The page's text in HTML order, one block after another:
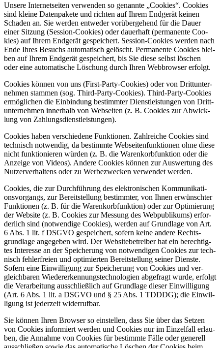
Unse­re Inter­net­sei­ten ver­wen­den so genann­te „Coo­kies“. Coo­kies
sind klei­ne Daten­pa­ke­te und rich­ten auf Ihrem End­ge­rät kei­nen
Scha­den an. Sie wer­den ent­we­der vor­über­ge­hend für die Dau­er
einer Sit­zung (Ses­si­on-Coo­kies) oder dau­er­haft (per­ma­nen­te Coo­
kies) auf Ihrem End­ge­rät gespei­chert. Ses­si­on-Coo­kies wer­den nach
Ende Ihres Besuchs auto­ma­tisch gelöscht. Per­ma­nen­te Coo­kies blei­
ben auf Ihrem End­ge­rät gespei­chert, bis Sie die­se selbst löschen
oder eine auto­ma­ti­sche Löschung durch Ihren Web­brow­ser erfolgt.
Coo­kies kön­nen von uns (First-Par­ty-Coo­kies) oder von Dritt­un­ter­
neh­men stam­men (sog. Third-Par­ty-Coo­kies). Third-Par­ty-Coo­kies
ermög­li­chen die Ein­bin­dung bestimm­ter Dienst­leis­tun­gen von Dritt­
un­ter­neh­men inner­halb von Web­sei­ten (z. B. Coo­kies zur Abwick­
lung von Zah­lungs­dienst­leis­tun­gen).
Coo­kies haben ver­schie­de­ne Funk­tio­nen. Zahl­rei­che Coo­kies sind
tech­nisch not­wen­dig, da bestimm­te Web­sei­ten­funk­tio­nen ohne die­se
nicht funk­tio­nie­ren wür­den (z. B. die Waren­korb­funk­ti­on oder die
Anzei­ge von Vide­os). Ande­re Coo­kies kön­nen zur Aus­wer­tung des
Nut­zer­ver­hal­tens oder zu Wer­be­zwe­cken ver­wen­det wer­den.
Coo­kies, die zur Durch­füh­rung des elek­tro­ni­schen Kom­mu­ni­ka­ti­
ons­vor­gangs, zur Bereit­stel­lung bestimm­ter, von Ihnen erwünsch­ter
Funk­tio­nen (z. B. für die Waren­korb­funk­ti­on) oder zur Opti­mie­rung
der Web­site (z. B. Coo­kies zur Mes­sung des Web­pu­bli­kums) erfor­
der­lich sind (not­wen­di­ge Coo­kies), wer­den auf Grund­la­ge von Art.
6 Abs. 1 lit. f DSGVO gespei­chert, sofern kei­ne ande­re Rechts­
grund­la­ge ange­ge­ben wird. Der Web­site­be­trei­ber hat ein berech­tig­
tes Inter­es­se an der Spei­che­rung von not­wen­di­gen Coo­kies zur tech­
nisch feh­ler­frei­en und opti­mier­ten Bereit­stel­lung sei­ner Diens­te.
Sofern eine Ein­wil­li­gung zur Spei­che­rung von Coo­kies und ver­
gleich­ba­ren Wie­der­erken­nungs­tech­no­lo­gien abge­fragt wur­de, erfolgt
die Ver­ar­bei­tung aus­schließ­lich auf Grund­la­ge die­ser Ein­wil­li­gung
(Art. 6 Abs. 1 lit. a DSGVO und § 25 Abs. 1 TDDDG); die Ein­wil­
li­gung ist jeder­zeit wider­ruf­bar.
Sie kön­nen Ihren Brow­ser so ein­stel­len, dass Sie über das Set­zen
von Coo­kies infor­miert wer­den und Coo­kies nur im Ein­zel­fall erlau­
ben, die Annah­me von Coo­kies für bestimm­te Fäl­le oder gene­rell